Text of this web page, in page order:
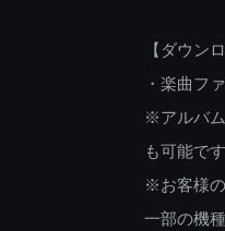
【ダウン
・楽曲フ
※アルバ
も可能です
※お客様
一部の機